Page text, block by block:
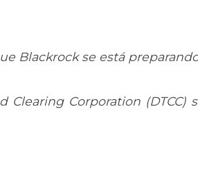
Blackrock se está
Corporation